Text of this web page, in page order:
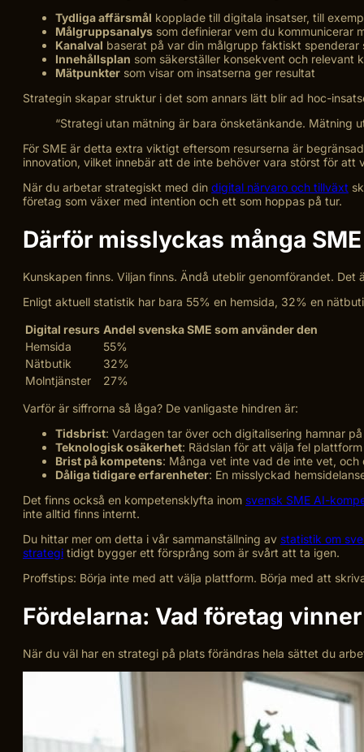
Tydliga affärsmål kopplade till digitala insatser, till
Målgruppsanalys som definierar vem du kommunicerar
Kanalval baserat på var din målgrupp faktiskt spenderar
Innehållsplan som säkerställer konsekvent och relevant
Mätpunkter som visar om insatserna ger resultat
Strategin skapar struktur i det som annars lätt blir ad hoc-
“Strategi utan mätning är bara önsketänkande. Mätning
För SME är detta extra viktigt eftersom resurserna är
innovation, vilket innebär att de inte behöver vara störst för att
När du arbetar strategiskt med din digital närvaro och tillväxt
företag som växer med intention och ett som hoppas på tur.
Därför misslyckas många
Kunskapen finns. Viljan finns. Ändå uteblir genomförandet.
Enligt aktuell statistik har bara 55% en hemsida, 32% en
Digital resurs Andel svenska SME som använder den
Hemsida
55%
Nätbutik
32%
Molntjänster
27%
Varför är siffrorna så låga? De vanligaste hindren är:
Tidsbrist: Vardagen tar över och digitalisering hamnar
Teknologisk osäkerhet: Rädslan för att välja fel
Brist på kompetens: Många vet inte vad de inte vet,
Dåliga tidigare erfarenheter: En misslyckad
Det finns också en kompetensklyfta inom svensk SME AI-
inte alltid finns internt.
Du hittar mer om detta i vår sammanställning av statistik om
strategi tidigt bygger ett försprång som är svårt att ta igen.
Proffstips: Börja inte med att välja plattform. Börja med att
Fördelarna: Vad företag
När du väl har en strategi på plats förändras hela sättet du